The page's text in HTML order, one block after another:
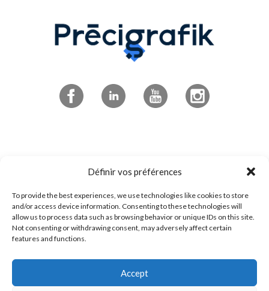
Définir vos préférences
To provide the best experiences, we use technologies like cookies to store
and/or access device information. Consenting to these technologies will
allow us to process data such as browsing behavior or unique IDs on this site.
Not consenting or withdrawing consent, may adversely affect certain
features and functions.
Accept
4545 boulevard de Portland
Sherbrooke, QC
1 800 294-0233